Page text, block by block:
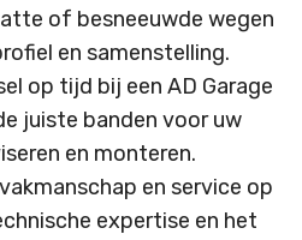
of besneeuwde wegen
en samenstelling.
op tijd bij een AD Garage
juiste banden voor uw
en monteren.
en service op
expertise en het